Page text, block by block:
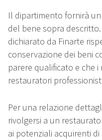
Il dipartimento fornirà
del bene sopra
dichiarato da Finarte
conservazione dei beni
parere qualificato e che
restauratori
Per una relazione
rivolgersi a un
ai potenziali acquirenti